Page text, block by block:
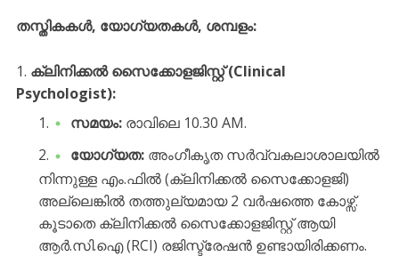
തസ്തികകൾ, യോഗ്യതകൾ, ശമ്പളം:
ക്ലിനിക്കൽ സൈക്കോളജിസ്റ്റ് (Clinical
Psychologist):
സമയം:രാവിലെ 10.30 AM.
യോഗ്യത:അംഗീകൃത സർവ്വകലാശാലയിൽ
നിന്നുള്ള എം.ഫിൽ (ക്ലിനിക്കൽ സൈക്കോളജി)
അല്ലെങ്കിൽ തത്തുല്യമായ 2 വർഷത്തെ കോഴ്സ്.
കൂടാതെ ക്ലിനിക്കൽ സൈക്കോളജിസ്റ്റ് ആയി
ആർ.സി.ഐ (RCI) രജിസ്ട്രേഷൻ ഉണ്ടായിരിക്കണം.